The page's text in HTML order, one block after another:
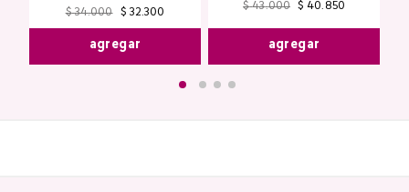
$ 34.000 $ 32.300
agregar
$ 43.000 $ 40. 850
agregar